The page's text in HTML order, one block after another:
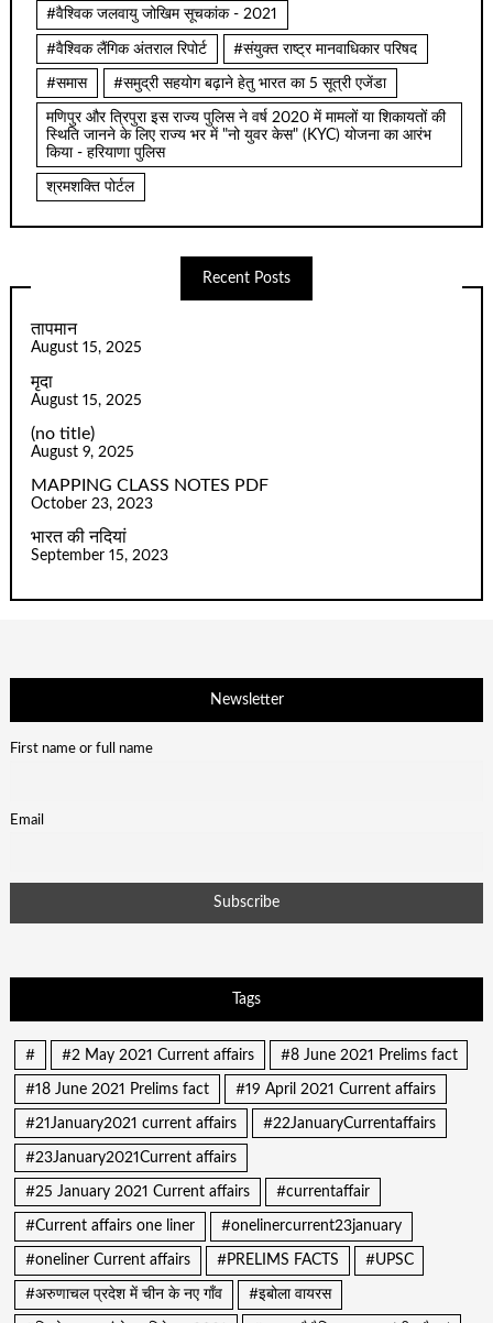
#वैश्विक जलवायु जोखिम सूचकांक - 2021
#वैश्विक लैंगिक अंतराल रिपोर्ट #संयुक्त राष्ट्र मानवाधिकार परिषद
#समास #समुद्री सहयोग बढ़ाने हेतु भारत का 5 सूत्री एजेंडा
मणिपुर और त्रिपुरा इस राज्य पुलिस ने वर्ष 2020 में मामलों या शिकायतों की
स्थिति जानने के लिए राज्य भर में "नो युवर केस" (KYC) योजना का आरंभ
किया - हरियाणा पुलिस
श्रमशक्ति पोर्टल
Recent Posts
तापमान
August 15, 2025
मृदा
August 15, 2025
(no title)
August 9, 2025
MAPPING CLASS NOTES PDF
October 23, 2023
भारत की नदियां
September 15, 2023
Newsletter
First name or full name
Email
Tags
# #2 May 2021 Current affairs #8 June 2021 Prelims fact
#18 June 2021 Prelims fact #19 April 2021 Current affairs
#21January2021 current affairs #22JanuaryCurrentaffairs
#23January2021Current affairs
#25 January 2021 Current affairs #currentaffair
#Current affairs one liner #onelinercurrent23january
#oneliner Current affairs #PRELIMS FACTS #UPSC
#अरुणाचल प्रदेश में चीन के नए गाँव #इबोला वायरस